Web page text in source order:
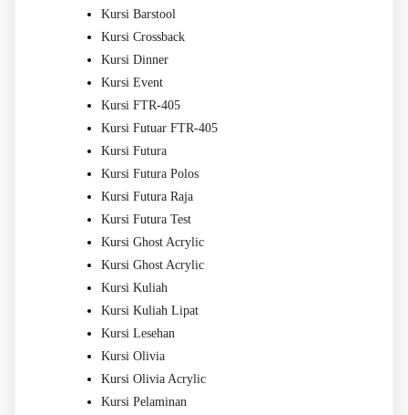
Kursi Barstool
Kursi Crossback
Kursi Dinner
Kursi Event
Kursi FTR-405
Kursi Futuar FTR-405
Kursi Futura
Kursi Futura Polos
Kursi Futura Raja
Kursi Futura Test
Kursi Ghost Acrylic
Kursi Ghost Acrylic
Kursi Kuliah
Kursi Kuliah Lipat
Kursi Lesehan
Kursi Olivia
Kursi Olivia Acrylic
Kursi Pelaminan